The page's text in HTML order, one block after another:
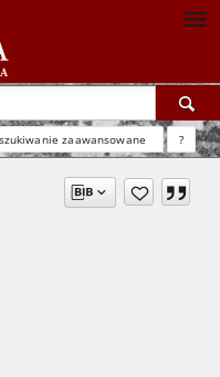
zaawansowane ?